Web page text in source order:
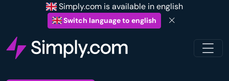
Simply.com is available in english
Switch language to english